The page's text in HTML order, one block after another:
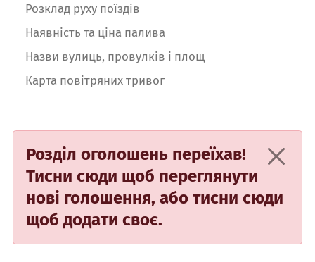
Розклад руху поїздів
Наявність та ціна палива
Назви вулиць, провулків і площ
Карта повітряних тривог
Розділ оголошень переїхав!
Тисни сюди щоб переглянути
нові голошення, або тисни сюди
щоб додати своє.